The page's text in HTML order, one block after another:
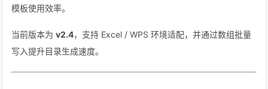
模板使用效率。
当前版本为 v2.4，支持 Excel / WPS 环境适配，并通过数组批量
写入提升目录生成速度。